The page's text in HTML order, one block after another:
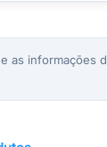
as informações